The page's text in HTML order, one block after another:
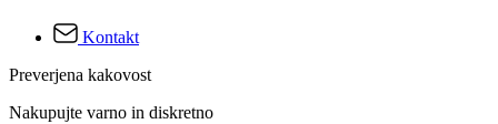
Kontakt
Preverjena kakovost
Nakupujte varno in diskretno